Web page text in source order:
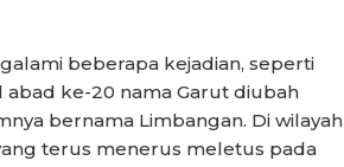
beberapa kejadian, seperti
ke-20 nama Garut diubah
bernama Limbangan. Di wilayah
terus menerus meletus pada